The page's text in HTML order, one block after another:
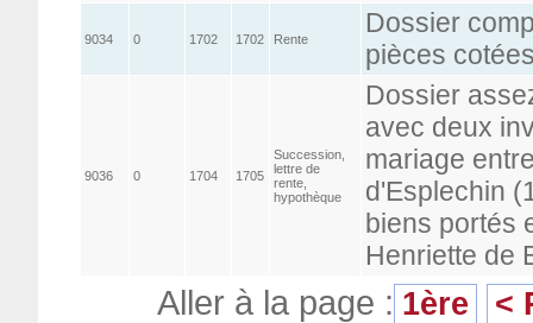
9034 0 1702 1702 Rente
Dossier
pièces
9036 0 1704 1705
Succession,
lettre de
rente,
hypothèque
Dossier
avec deux
mariage
d'Esplechin
biens portés
Henriette de
Aller à la page : 1ère
<